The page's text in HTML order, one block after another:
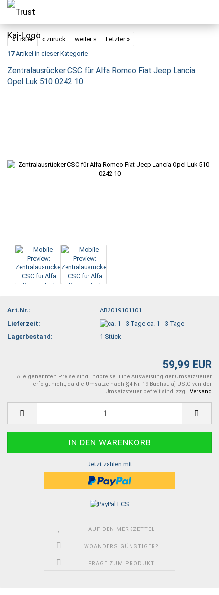
« Erster « zurück weiter »
Letzter »
17Artikel in dieser Kategorie
Zentralausrücker CSC für Alfa Romeo Fiat Jeep Lancia
Opel Luk 510 0242 10
Art.Nr.:
AR2019101101
Lieferzeit:
ca. 1 - 3 Tage
Lagerbestand:
1 Stück
59,99 EUR
Alle genannten Preise sind Endpreise. Eine Ausweisung der Umsatzsteuer
erfolgt nicht, da die Umsätze nach §4 Nr. 19 Buchst. a) UStG von der
Umsatzsteuer befreit sind. zzgl. Versand
Jetzt zahlen mit
AUF DEN MERKZETTEL
WOANDERS GÜNSTIGER?
FRAGE ZUM PRODUKT